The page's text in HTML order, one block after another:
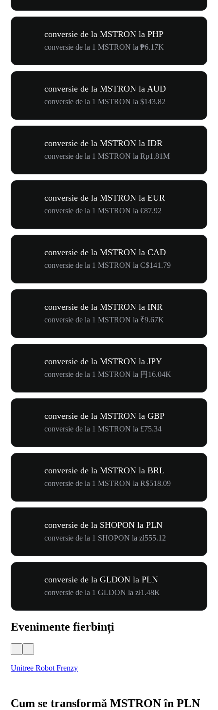
conversie de la MSTRON la PHP
conversie de la 1 MSTRON la ₱6.17K
conversie de la MSTRON la AUD
conversie de la 1 MSTRON la $143.82
conversie de la MSTRON la IDR
conversie de la 1 MSTRON la Rp1.81M
conversie de la MSTRON la EUR
conversie de la 1 MSTRON la €87.92
conversie de la MSTRON la CAD
conversie de la 1 MSTRON la C$141.79
conversie de la MSTRON la INR
conversie de la 1 MSTRON la ₹9.67K
conversie de la MSTRON la JPY
conversie de la 1 MSTRON la 円16.04K
conversie de la MSTRON la GBP
conversie de la 1 MSTRON la £75.34
conversie de la MSTRON la BRL
conversie de la 1 MSTRON la R$518.09
conversie de la SHOPON la PLN
conversie de la 1 SHOPON la zł555.12
conversie de la GLDON la PLN
conversie de la 1 GLDON la zł1.48K
Evenimente fierbinți
Unitree Robot Frenzy
Cum se transformă MSTRON în PLN